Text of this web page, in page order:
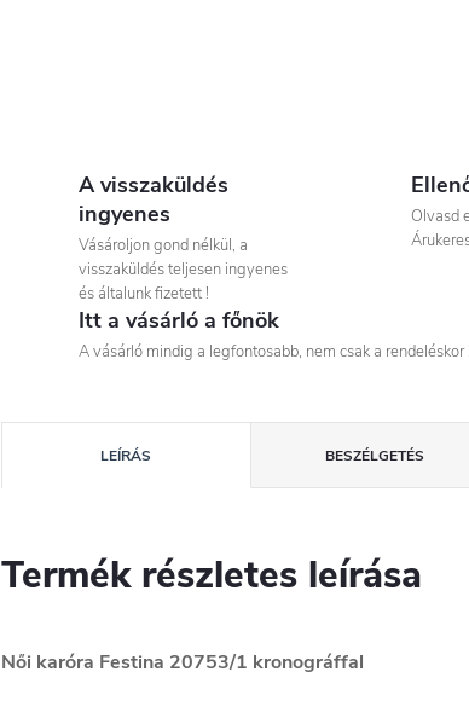
A visszaküldés
ingyenes
Vásároljon gond nélkül, a
visszaküldés teljesen ingyenes
és általunk fizetett !
Olvasd
Itt a vásárló a főnök
A vásárló mindig a legfontosabb, nem csak a rendeléskor !
LEÍRÁS BESZÉLGETÉS
Termék részletes leírása
Női karóra Festina 20753/1 kronográffal